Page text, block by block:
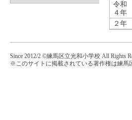
令和
４年
２年
Since 2012/2 ©練馬区立光和小学校 All Rights
※このサイトに掲載されている著作権は練馬